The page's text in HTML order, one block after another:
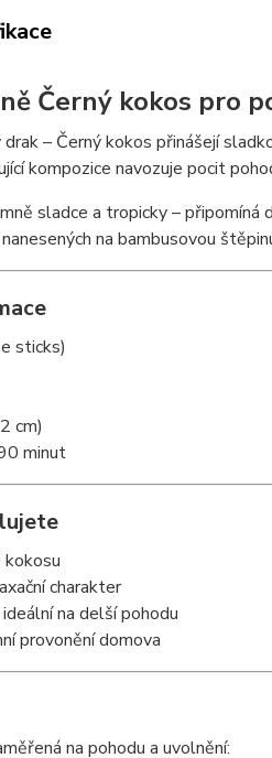
Černý kokos pro
– Černý kokos přinášejí
kompozice navozuje pocit
sladce a tropicky – připomíná
na bambusovou
sticks)
cm)
minut
kokosu
charakter
na delší pohodu
provonění domova
na pohodu a uvolnění: